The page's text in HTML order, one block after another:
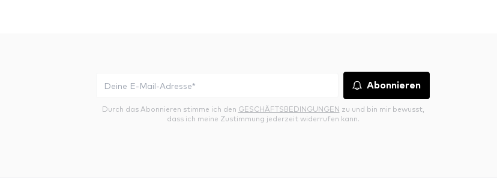
Abonnieren
Durch das Abonnieren stimme ich den GESCHÄFTSBEDINGUNGEN zu und bin mir bewusst,
dass ich meine Zustimmung jederzeit widerrufen kann.